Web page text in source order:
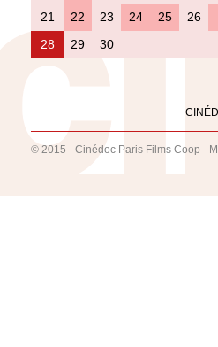
21
22 23 24 25 26
28
29 30
© 2015 - Cinédoc Paris Films Coop -